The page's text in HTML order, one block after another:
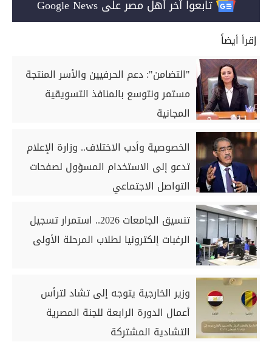
تابعوا آخر أهل مصر على Google News
إقرأ أيضاً
"التضامن": دعم الحرفيين والأسر المنتجة
مستمر ونتوسع بالمنافذ التسويقية
المجانية
الخصوصية وأدب الاختلاف.. وزارة الإعلام
تدعو إلى الاستخدام المسؤول لصفحات
التواصل الاجتماعي
تنسيق الجامعات 2026.. استمرار تسجيل
الرغبات إلكترونيا لطلاب المرحلة الأولى
وزير الخارجية يتوجه إلى تشاد لترأس
أعمال الدورة الرابعة للجنة المصرية
التشادية المشتركة